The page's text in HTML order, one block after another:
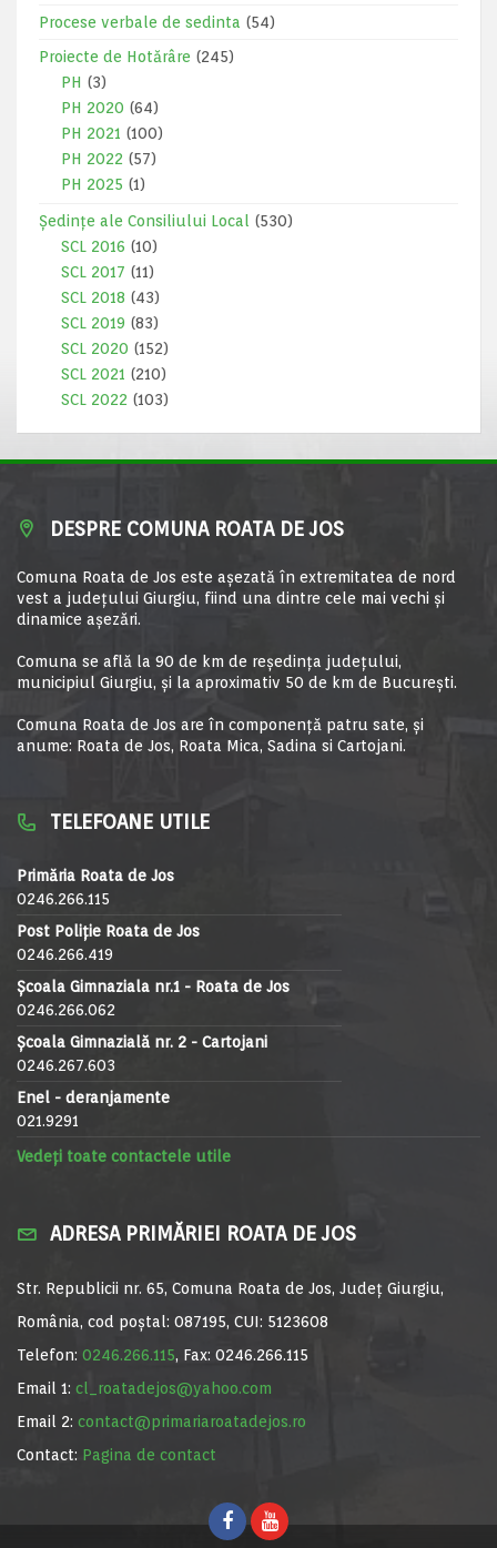
Procese verbale de sedinta (54)
Proiecte de Hotărâre (245)
PH (3)
PH 2020 (64)
PH 2021 (100)
PH 2022 (57)
PH 2025 (1)
Ședințe ale Consiliului Local
(530)
SCL 2016 (10)
SCL 2017 (11)
SCL 2018 (43)
SCL 2019 (83)
SCL 2020 (152)
SCL 2021 (210)
SCL 2022 (103)
DESPRE COMUNA ROATA DE JOS
Comuna Roata de Jos este aşezată în extremitatea de nord
vest a judeţului Giurgiu, fiind una dintre cele mai vechi şi
dinamice aşezări.
Comuna se află la 90 de km de reşedinţa judeţului,
municipiul Giurgiu, şi la aproximativ 50 de km de Bucureşti.
Comuna Roata de Jos are în componență patru sate, și
anume: Roata de Jos, Roata Mica, Sadina si Cartojani.
TELEFOANE UTILE
Primăria Roata de Jos
0246.266.115
Post Poliție Roata de Jos
0246.266.419
Școala Gimnaziala nr.1 - Roata de Jos
0246.266.062
Școala Gimnazială nr. 2 - Cartojani
0246.267.603
Enel - deranjamente
021.9291
Vedeți toate contactele utile
ADRESA PRIMĂRIEI ROATA DE JOS
Str. Republicii nr. 65, Comuna Roata de Jos, Județ Giurgiu,
România, cod poștal: 087195, CUI: 5123608
Telefon: 0246.266.115, Fax: 0246.266.115
Email 1: cl_roatadejos@yahoo.com
Email 2: contact@primariaroatadejos.ro
Contact: Pagina de contact